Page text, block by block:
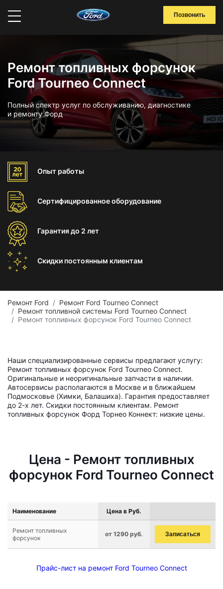
Позвонить
Ремонт топливных форсунок
Ford Tourneo Connect
Полный спектр услуг по обслуживанию, диагностике
и ремонту Форд
Опыт работы
Сертифицированноеоборудование
Гарантиядо 2 лет
Скидки постоянным клиентам
Ремонт Ford
Ремонт Ford Tourneo Connect
Ремонт топливной системы Ford Tourneo Connect
Ремонт топливных форсунок Ford Tourneo Connect
Наши специализированные сервисы предлагают услугу:
Ремонт топливных форсунок Ford Tourneo Connect.
Оригинальные и неоригинальные запчасти в наличии.
Автосервисы располагаются в Москве и в ближайшем
Подмосковье (Химки, Балашиха). Гарантия предоставляет
до 2-х лет. Скидки постоянным клиентам. Ремонт
топливных форсунок Форд Торнео Коннект: низкие цены.
Цена - Ремонт топливных
форсунок Ford Tourneo Connect
Наименование Цена в Руб.
Ремонт топливных
форсунок
от 1290 руб. Записаться
Прайс-лист на ремонт Ford Tourneo Connect